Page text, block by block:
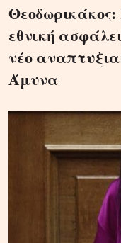
εθνική
νέο
Άμυνα